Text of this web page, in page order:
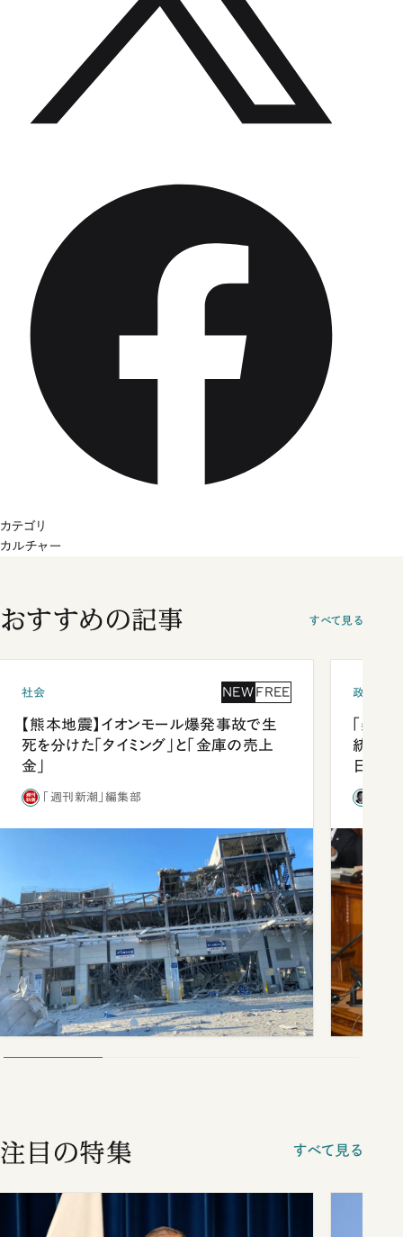
カテゴリ
カルチャー
おすすめの記事 すべて見る
社会 NEW FREE
【熊本地震】イオンモール爆発事故で生
死を分けた「タイミング」と「金庫の売上
金」
「週刊新潮」編集部
政治
「楽し
統領と
日米
が明
談まで
注目の特集 すべて見る